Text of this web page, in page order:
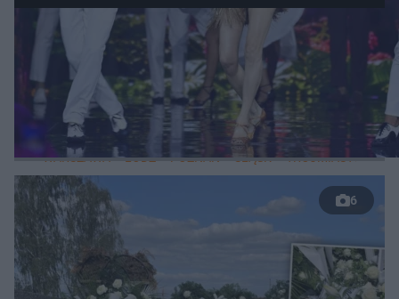
WIĘCEJ
LOKALNE
WARSZAWA ŁÓDŹ POZNAŃ ŚLĄSK TRÓJMIASTO
6